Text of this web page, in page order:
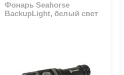
Фонарь Seahorse
BackupLight, белый свет